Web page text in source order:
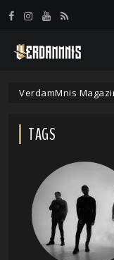
VerdamMnis
TAGS
Panneau de gestion